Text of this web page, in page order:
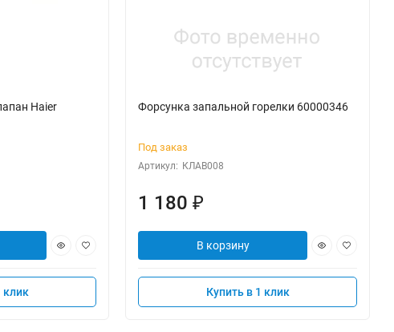
Haier
клик
Форсунка запальной горелки 60000346
Под заказ
Артикул: КЛАВ008
1 180₽
В корзину
Купить в 1 клик